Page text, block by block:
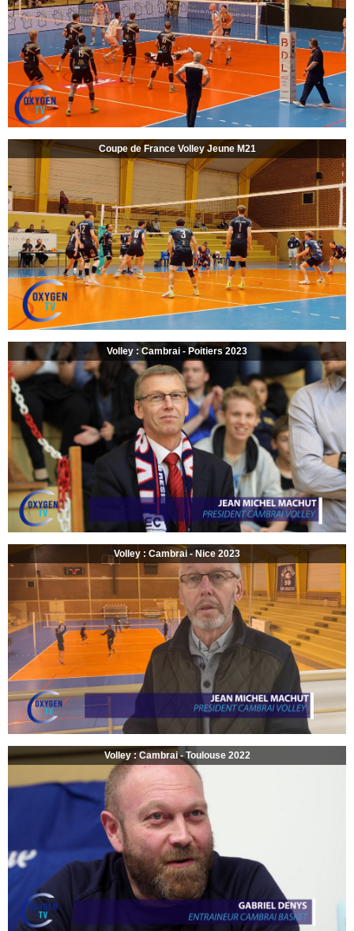
Coupe de France Volley Jeune M21
Volley : Cambrai - Poitiers 2023
Volley : Cambrai - Nice 2023
Volley : Cambrai - Toulouse 2022